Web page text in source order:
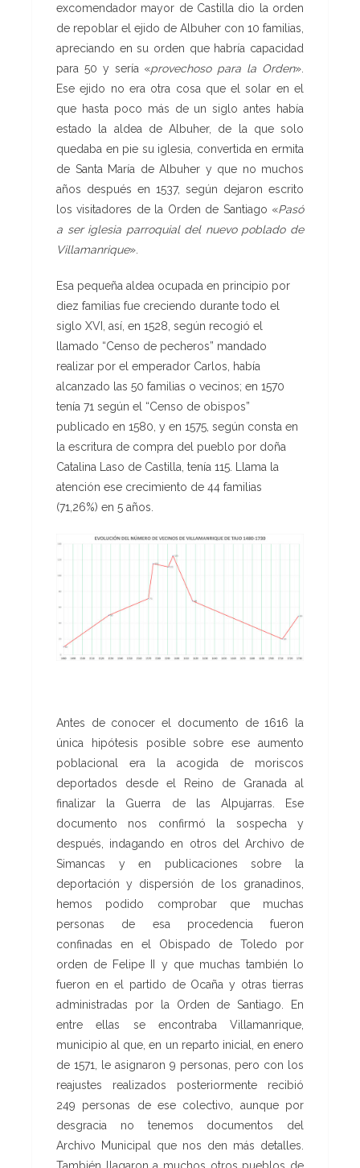
excomendador mayor de Castilla dio la orden
de repoblar el ejido de Albuher con 10 familias,
apreciando en su orden que habría capacidad
para 50 y sería «provechoso para la Orden».
Ese ejido no era otra cosa que el solar en el
que hasta poco más de un siglo antes había
estado la aldea de Albuher, de la que solo
quedaba en pie su iglesia, convertida en ermita
de Santa María de Albuher y que no muchos
años después en 1537, según dejaron escrito
los visitadores de la Orden de Santiago «Pasó
a ser iglesia parroquial del nuevo poblado de
Villamanrique».
Esa pequeña aldea ocupada en principio por
diez familias fue creciendo durante todo el
siglo XVI, así, en 1528, según recogió el
llamado “Censo de pecheros” mandado
realizar por el emperador Carlos, había
alcanzado las 50 familias o vecinos; en 1570
tenía 71 según el “Censo de obispos”
publicado en 1580, y en 1575, según consta en
la escritura de compra del pueblo por doña
Catalina Laso de Castilla, tenía 115. Llama la
atención ese crecimiento de 44 familias
(71,26%) en 5 años.
Antes de conocer el documento de 1616 la
única hipótesis posible sobre ese aumento
poblacional era la acogida de moriscos
deportados desde el Reino de Granada al
finalizar la Guerra de las Alpujarras. Ese
documento nos confirmó la sospecha y
después, indagando en otros del Archivo de
Simancas y en publicaciones sobre la
deportación y dispersión de los granadinos,
hemos podido comprobar que muchas
personas de esa procedencia fueron
confinadas en el Obispado de Toledo por
orden de Felipe II y que muchas también lo
fueron en el partido de Ocaña y otras tierras
administradas por la Orden de Santiago. En
entre ellas se encontraba Villamanrique,
municipio al que, en un reparto inicial, en enero
de 1571, le asignaron 9 personas, pero con los
reajustes realizados posteriormente recibió
249 personas de ese colectivo, aunque por
desgracia no tenemos documentos del
Archivo Municipal que nos den más detalles.
También llagaron a muchos otros pueblos de